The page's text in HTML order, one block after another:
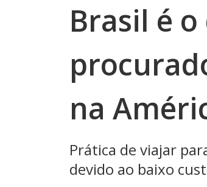
Brasil é
na
Prática de viajar
devido ao baixo